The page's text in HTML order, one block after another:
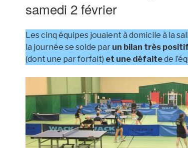
samedi 2 février
Les cinq équipes jouaient à domicile à la
la journée se solde par un bilan très
(dont une par forfait) et une défaitede